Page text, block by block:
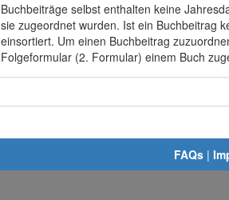
Buchbeiträge selbst enthalten keine
sie zugeordnet wurden. Ist ein Buchbeitrag
einsortiert. Um einen Buchbeitrag
Folgeformular (2. Formular) einem Buch
FAQs |